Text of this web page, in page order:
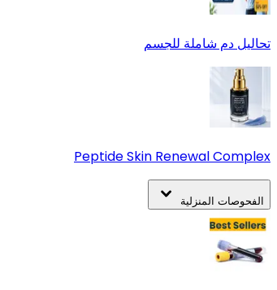
تحاليل دم شاملة للجسم
Peptide Skin Renewal Complex
الفحوصات المنزلية